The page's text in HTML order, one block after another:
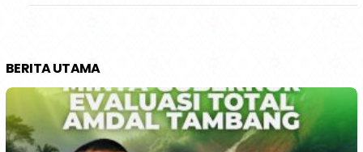
BERITA UTAMA